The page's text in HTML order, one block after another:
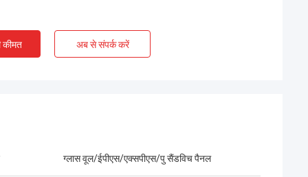
कीमत अब से संपर्क करें
ग्लास वूल/ईपीएस/एक्सपीएस/पु सैंडविच पैनल